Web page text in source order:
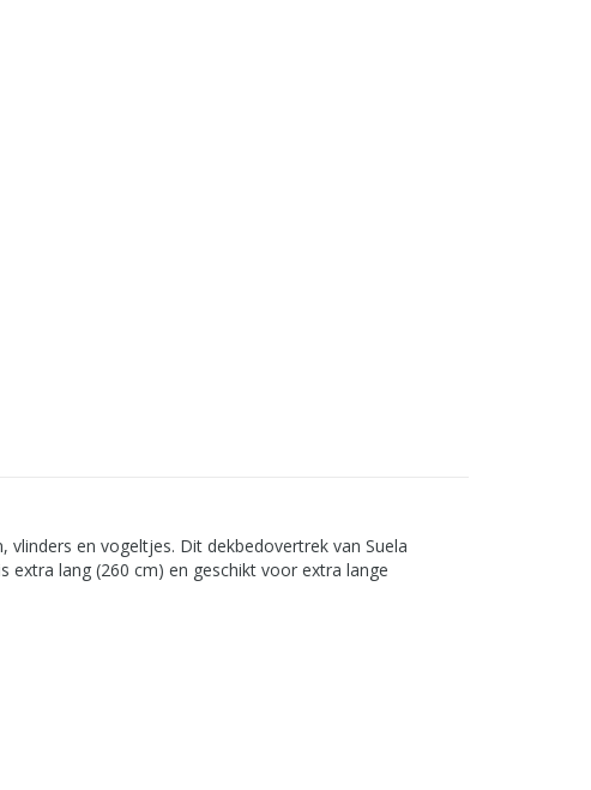
en vogeltjes. Dit dekbedovertrek van Suela
lang (260 cm) en geschikt voor extra lange